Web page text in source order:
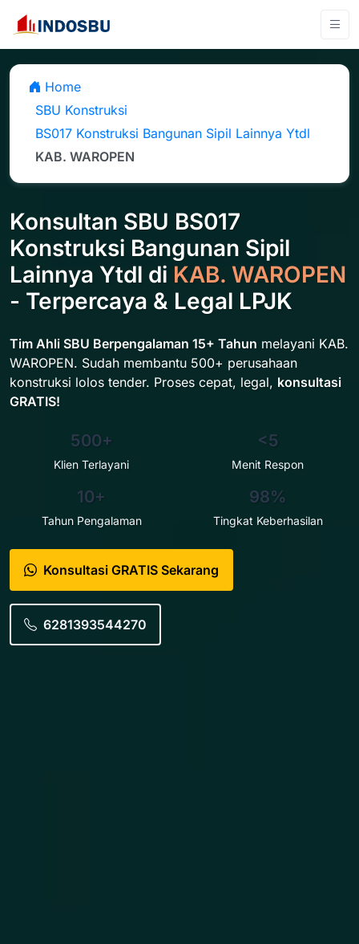
Home
SBU Konstruksi
BS017 Konstruksi Bangunan Sipil Lainnya Ytdl
KAB. WAROPEN
Konsultan SBU BS017
Konstruksi Bangunan Sipil
Lainnya Ytdl di KAB. WAROPEN
- Terpercaya & Legal LPJK
Tim Ahli SBU Berpengalaman 15+ Tahun melayani KAB.
WAROPEN. Sudah membantu 500+ perusahaan
konstruksi lolos tender. Proses cepat, legal, konsultasi
GRATIS!
500+
Klien Terlayani
<5
Menit Respon
10+
Tahun Pengalaman
98%
Tingkat Keberhasilan
Konsultasi GRATIS Sekarang
6281393544270